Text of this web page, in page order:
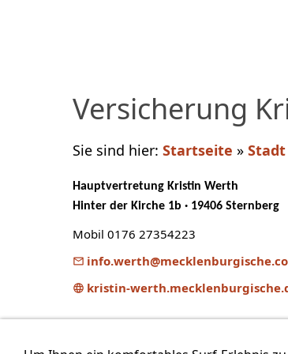
Versicherung
Sie sind hier: Startseite » Stadt
Hauptvertretung Kristin Werth
Hinter der Kirche 1b · 19406 Sternberg
Mobil 0176 27354223
kristin-